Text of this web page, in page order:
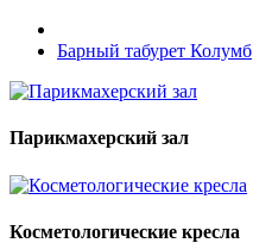
Барный табурет Колумб
Парикмахерский зал
Косметологические кресла